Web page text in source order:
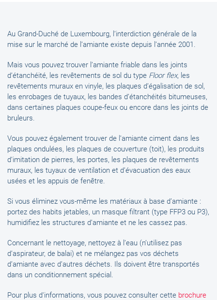
Au Grand-Duché de Luxembourg, l’interdiction générale de la
mise sur le marché de l’amiante existe depuis l’année 2001.
Mais vous pouvez trouver l’amiante friable dans les joints
d’étanchéité, les revêtements de sol du type Floor flex, les
revêtements muraux en vinyle, les plaques d’égalisation de sol,
les enrobages de tuyaux, les bandes d’étanchéités bitumeuses,
dans certaines plaques coupe-feux ou encore dans les joints de
bruleurs.
Vous pouvez également trouver de l’amiante ciment dans les
plaques ondulées, les plaques de couverture (toit), les produits
d’imitation de pierres, les portes, les plaques de revêtements
muraux, les tuyaux de ventilation et d’évacuation des eaux
usées et les appuis de fenêtre.
Si vous éliminez vous-même les matériaux à base d’amiante :
portez des habits jetables, un masque filtrant (type FFP3 ou P3),
humidifiez les structures d’amiante et ne les cassez pas.
Concernant le nettoyage, nettoyez à l’eau (n’utilisez pas
d’aspirateur, de balai) et ne mélangez pas vos déchets
d’amiante avec d’autres déchets. Ils doivent être transportés
dans un conditionnement spécial.
Pour plus d'informations, vous pouvez consulter cette brochure